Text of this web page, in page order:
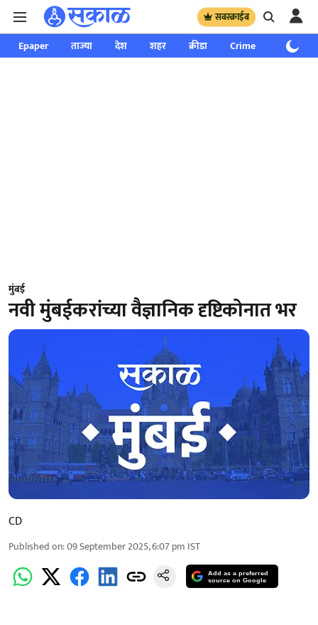
सबस्क्राईब
Epaper ताज्या देश शहर क्रीडा Crime साप्ताहिक
मुंबई
नवी मुंबईकरांच्या वैज्ञानिक दृष्टिकोनात भर
CD
Published on:09 September 2025, 6:07 pm IST
Add as a preferred
source on Google